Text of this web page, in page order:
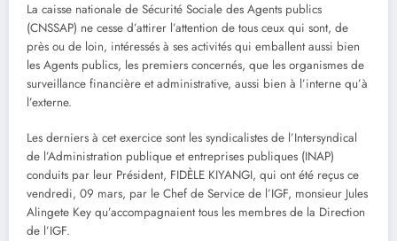
La caisse nationale de Sécurité Sociale des Agents publics
(CNSSAP) ne cesse d’attirer l’attention de tous ceux qui sont, de
près ou de loin, intéressés à ses activités qui emballent aussi bien
les Agents publics, les premiers concernés, que les organismes de
surveillance financière et administrative, aussi bien à l’interne qu’à
l’externe.
Les derniers à cet exercice sont les syndicalistes de l’Intersyndical
de l’Administration publique et entreprises publiques (INAP)
conduits par leur Président, FIDÈLE KIYANGI, qui ont été reçus ce
vendredi, 09 mars, par le Chef de Service de l’IGF, monsieur Jules
Alingete Key qu’accompagnaient tous les membres de la Direction
de l’IGF.